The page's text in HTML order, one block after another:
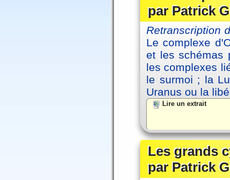
par Patrick
Retranscription
Le complexe
et les schémas
les complexes
le surmoi ; la
Uranus ou la
Lire un extrait
Les grands
par Patrick